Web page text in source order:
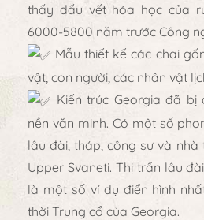
thấy dấu vết hóa học của
6000-5800 năm trước Công
Mẫu thiết kế các chai
vật, con người, các nhân vật
Kiến trúc Georgia đã bị
nền văn minh. Có một số
lâu đài, tháp, công sự và nhà
Upper Svaneti. Thị trấn lâu
là một số ví dụ điển hình
thời Trung cổ của Georgia.